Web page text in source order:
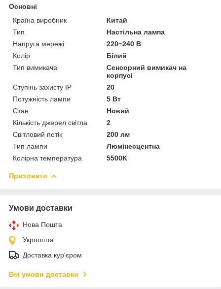
Основні
Країна виробник
Китай
Тип
Настільна лампа
Напруга мережі
220~240 В
Колір
Білий
Тип вимикача
Сенсорний вимикач на
корпусі
Ступінь захисту IP
20
Потужність лампи
5 Вт
Стан
Новий
Кількість джерел світла
2
Світловий потік
200 лм
Тип лампи
Люмінесцентна
Колірна температура
5500K
Приховати
Умови доставки
Нова Пошта
Укрпошта
Доставка кур'єром
Всі умови доставки